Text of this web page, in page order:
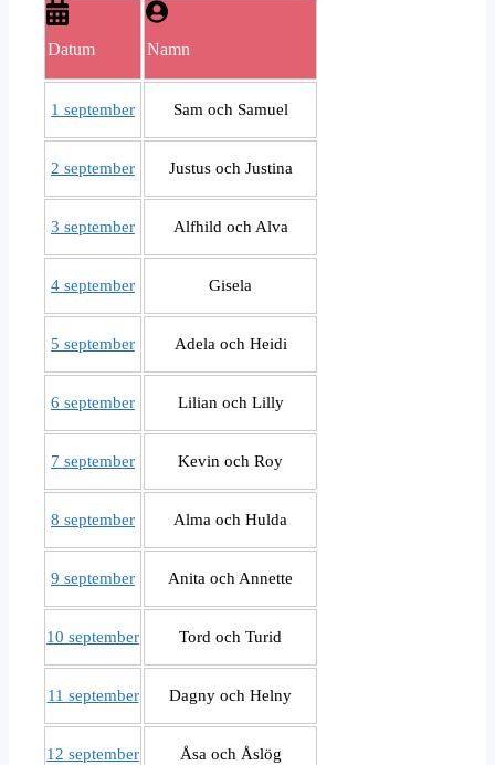
Datum Namn
1 september Sam och Samuel
2 september Justus och Justina
3 september Alfhild och Alva
4 september Gisela
5 september Adela och Heidi
6 september Lilian och Lilly
7 september Kevin och Roy
8 september Alma och Hulda
9 september Anita och Annette
10 september Tord och Turid
11 september Dagny och Helny
12 september Åsa och Åslög